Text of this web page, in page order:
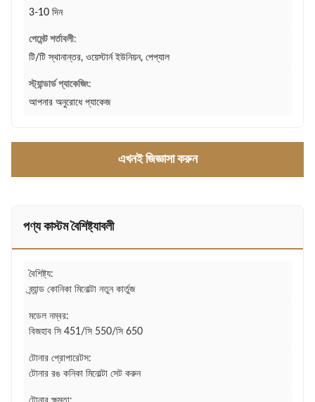
3-10 দিন
পেমেন্ট শর্তাবলী:
টি/টি স্থানান্তর, ওয়েস্টার্ন ইউনিয়ন, পেপ্যাল
স্ট্যান্ডার্ড প্যাকেজিং:
আপনার অনুরোধে প্যাকেজ
এখনই জিজ্ঞাসা করুন
পণ্য কাস্টম বৈশিষ্ট্যাবলী
বৈশিষ্ট্য:
ব্র্যান্ড কোনিকা মিনোল্টা নতুন কার্তুজ
মডেল নম্বর:
বিজহাব সি 451/সি 550/সি 650
টোনার প্রোপারেটস:
টোনার রঙ কনিকা মিনোল্টা সেট করুন